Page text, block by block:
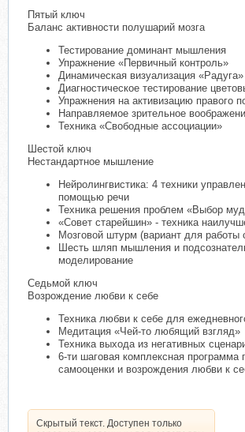
Пятый ключ
Баланс активности полушарий мозга
Тестирование доминант мышления
Упражнение «Первичный контроль»
Динамическая визуализация «Радуга»
Диагностическое тестирование
Упражнения на активизацию правого
Направляемое зрительное
Техника «Свободные ассоциации»
Шестой ключ
Нестандартное мышление
Нейролингвистика: 4 техники
помощью речи
Техника решения проблем «Выбор
«Совет старейшин» - техника
Мозговой штурм (вариант для работы
Шесть шляп мышления и
моделирование
Седьмой ключ
Возрождение любви к себе
Техника любви к себе для
Медитация «Чей-то любящий взгляд»
Техника выхода из негативных
6-ти шаговая комплексная программа
самооценки и возрождения любви к
Скрытый текст. Доступен только